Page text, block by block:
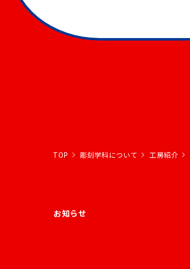
TOP 彫刻学科について 工房紹介
お知らせ